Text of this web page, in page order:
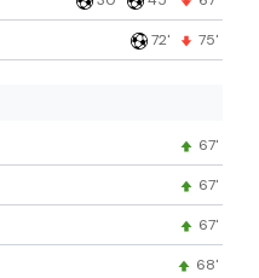
72' 75'
67'
67'
67'
68'